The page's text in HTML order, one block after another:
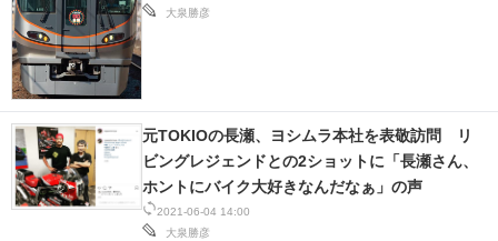
大泉勝彦
2021-06-04 14:00
大泉勝彦
元TOKIOの長瀬、ヨシムラ本社を表敬訪問 リ
ビングレジェンドとの2ショットに「長瀬さん、
ホントにバイク大好きなんだなぁ」の声